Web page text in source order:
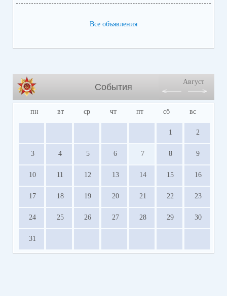
Все объявления
События
Август
пн вт ср чт пт сб вс
1 2
3 4 5 6 7 8 9
10 11 12 13 14 15 16
17 18 19 20 21 22 23
24 25 26 27 28 29 30
31